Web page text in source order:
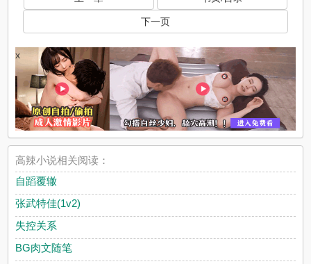
下一页
x
高辣小说相关阅读：
自蹈覆辙
张武特佳(1v2)
失控关系
BG肉文随笔